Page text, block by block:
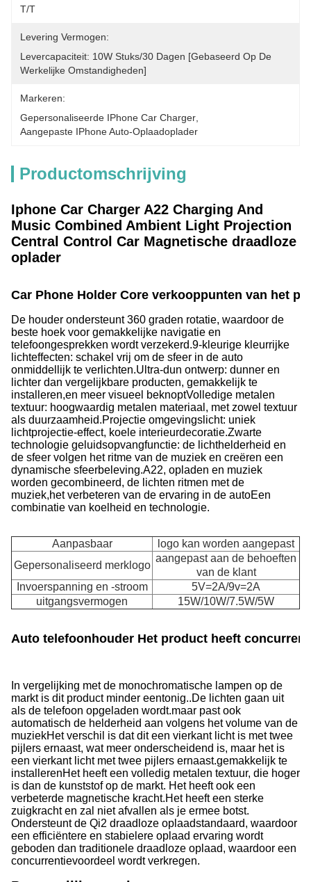
T/T
Levering Vermogen:
Levercapaciteit: 10W Stuks/30 Dagen [gebaseerd Op De
Werkelijke Omstandigheden]
Markeren:
Gepersonaliseerde IPhone Car Charger
Aangepaste IPhone Auto-Oplaadoplader
Productomschrijving
Iphone Car Charger A22 Charging And
Music Combined Ambient Light Projection
Central Control Car Magnetische draadloze
oplader
Car Phone Holder Core verkooppunten van het
De houder ondersteunt 360 graden rotatie, waardoor de
beste hoek voor gemakkelijke navigatie en
telefoongesprekken wordt verzekerd.9-kleurige kleurrijke
lichteffecten: schakel vrij om de sfeer in de auto
onmiddellijk te verlichten.Ultra-dun ontwerp: dunner en
lichter dan vergelijkbare producten, gemakkelijk te
installeren,en meer visueel beknoptVolledige metalen
textuur: hoogwaardig metalen materiaal, met zowel textuur
als duurzaamheid.Projectie omgevingslicht: uniek
lichtprojectie-effect, koele interieurdecoratie.Zwarte
technologie geluidsopvangfunctie: de lichthelderheid en
de sfeer volgen het ritme van de muziek en creëren een
dynamische sfeerbeleving.A22, opladen en muziek
worden gecombineerd, de lichten ritmen met de
muziek,het verbeteren van de ervaring in de autoEen
combinatie van koelheid en technologie.
Aanpasbaar
logo kan worden aangepast
Gepersonaliseerd merklogo
aangepast aan de behoeften
van de klant
Invoerspanning en -stroom
5V=2A/9v=2A
uitgangsvermogen
15W/10W/7.5W/5W
Auto telefoonhouder Het product heeft
In vergelijking met de monochromatische lampen op de
markt is dit product minder eentonig..De lichten gaan uit
als de telefoon opgeladen wordt.maar past ook
automatisch de helderheid aan volgens het volume van de
muziekHet verschil is dat dit een vierkant licht is met twee
pijlers ernaast, wat meer onderscheidend is, maar het is
een vierkant licht met twee pijlers ernaast.gemakkelijk te
installerenHet heeft een volledig metalen textuur, die hoger
is dan de kunststof op de markt. Het heeft ook een
verbeterde magnetische kracht.Het heeft een sterke
zuigkracht en zal niet afvallen als je ermee botst.
Ondersteunt de Qi2 draadloze oplaadstandaard, waardoor
een efficiëntere en stabielere oplaad ervaring wordt
geboden dan traditionele draadloze oplaad, waardoor een
concurrentievoordeel wordt verkregen.